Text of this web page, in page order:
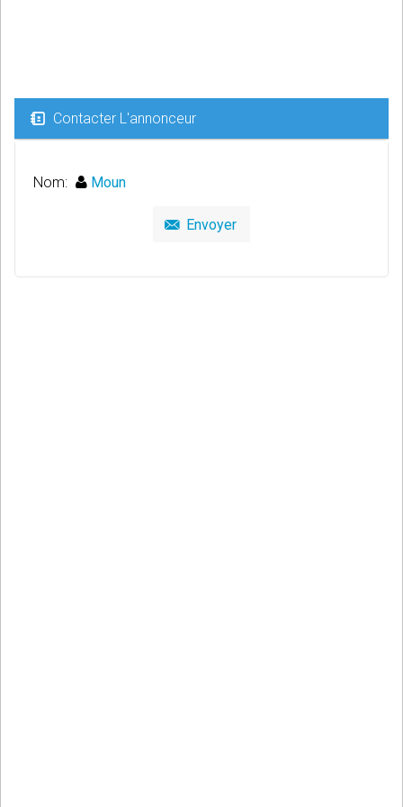
Contacter L'annonceur
Nom: Moun
Envoyer